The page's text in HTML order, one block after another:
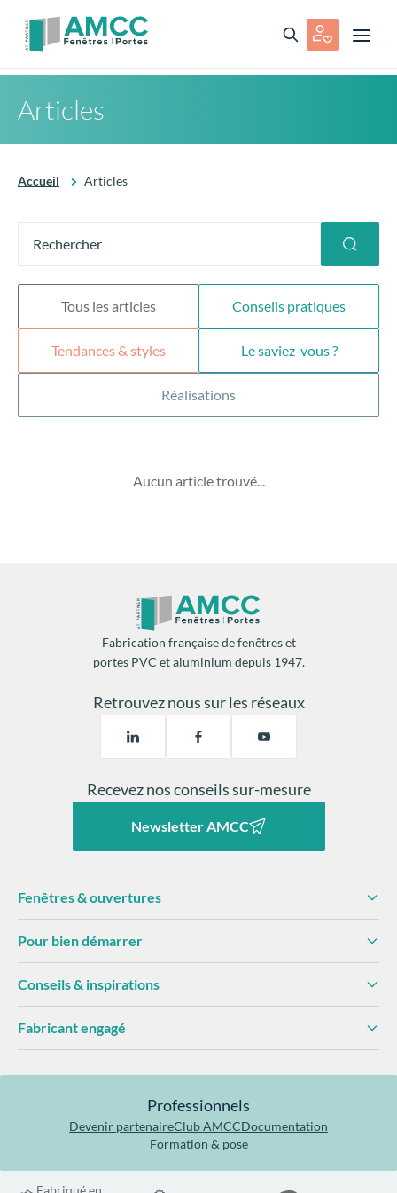
Articles
Accueil Articles
Tous les articles Conseils pratiques
Tendances & styles Le saviez-vous ?
Réalisations
Aucun article trouvé...
Fabrication française de fenêtres et
portes PVC et aluminium depuis 1947.
Retrouvez nous sur les réseaux
Recevez nos conseils sur-mesure
Newsletter AMCC
Fenêtres & ouvertures
Pour bien démarrer
Conseils & inspirations
Fabricant engagé
Professionnels
Devenir partenaireClub AMCCDocumentation
Formation & pose
Fabriqué en